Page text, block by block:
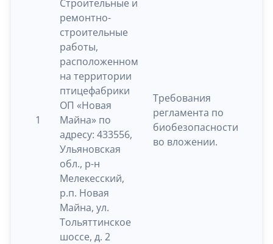
1
Строительные и
ремонтно-
строительные
работы,
расположенном
на территории
птицефабрики
ОП «Новая
Майна» по
адресу: 433556,
Ульяновская
обл., р-н
Мелекесский,
р.п. Новая
Майна, ул.
Тольяттинское
шоссе, д. 2
Требования
регламента по
биобезопасности
во вложении.